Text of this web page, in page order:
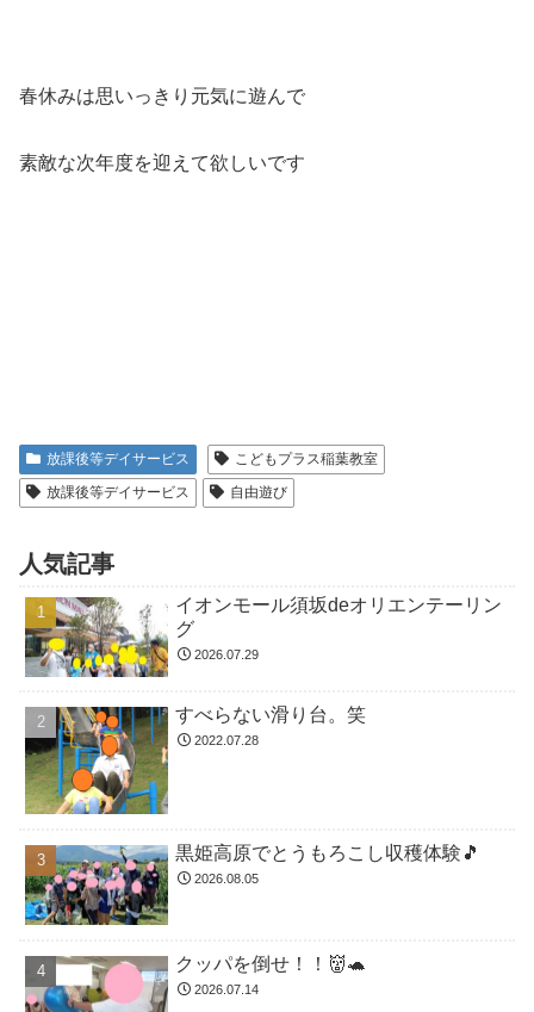
春休みは思いっきり元気に遊んで
素敵な次年度を迎えて欲しいです
放課後等デイサービス
こどもプラス稲葉教室
放課後等デイサービス
自由遊び
人気記事
イオンモール須坂deオリエンテーリン
グ
2026.07.29
すべらない滑り台。笑
2022.07.28
黒姫高原でとうもろこし収穫体験🎵
2026.08.05
クッパを倒せ！！👹🐢
2026.07.14